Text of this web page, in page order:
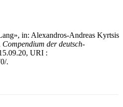
in: Alexandros-Andreas Kyrtsis
Compendium der deutsch-
URI :
.